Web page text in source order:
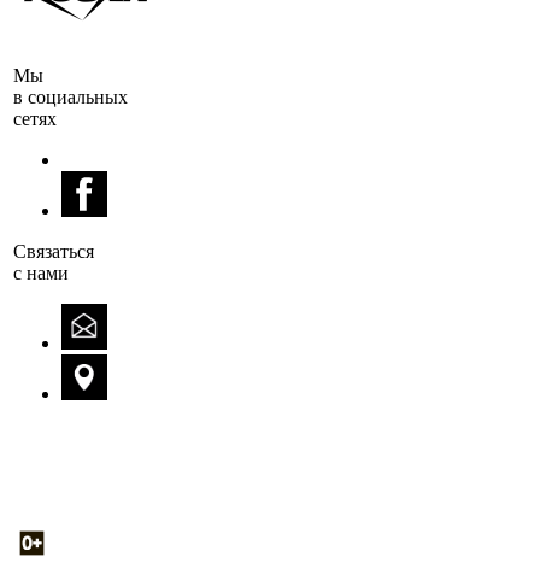
Мы
в социальных
сетях
Cвязаться
с нами